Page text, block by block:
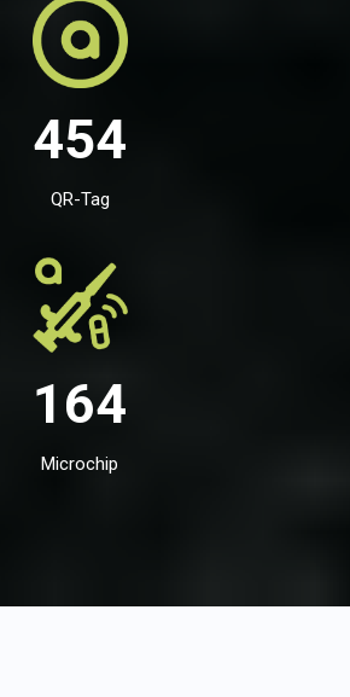
454
QR-Tag
164
Microchip